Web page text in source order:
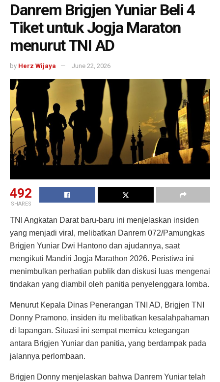
Danrem Brigjen Yuniar Beli 4
Tiket untuk Jogja Maraton
menurut TNI AD
by Herz Wijaya June 22, 2026
492
SHARES
TNI Angkatan Darat baru-baru ini menjelaskan insiden
yang menjadi viral, melibatkan Danrem 072/Pamungkas
Brigjen Yuniar Dwi Hantono dan ajudannya, saat
mengikuti Mandiri Jogja Marathon 2026. Peristiwa ini
menimbulkan perhatian publik dan diskusi luas mengenai
tindakan yang diambil oleh panitia penyelenggara lomba.
Menurut Kepala Dinas Penerangan TNI AD, Brigjen TNI
Donny Pramono, insiden itu melibatkan kesalahpahaman
di lapangan. Situasi ini sempat memicu ketegangan
antara Brigjen Yuniar dan panitia, yang berdampak pada
jalannya perlombaan.
Brigjen Donny menjelaskan bahwa Danrem Yuniar telah